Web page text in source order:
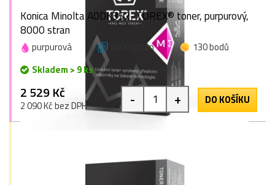
Konica Minolta A0DK352, TOREX® toner, purpurový,
8000 stran
purpurová 8000 stran
130 bodů
Skladem > 9 ks
2 529 Kč
2 090 Kč bez DPH - + DO KOŠÍKU